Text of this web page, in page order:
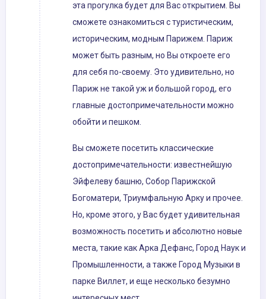
эта прогулка будет для Вас открытием. Вы
сможете ознакомиться с туристическим,
историческим, модным Парижем. Париж
может быть разным, но Вы откроете его
для себя по-своему. Это удивительно, но
Париж не такой уж и большой город, его
главные достопримечательности можно
обойти и пешком.
Вы сможете посетить классические
достопримечательности: известнейшую
Эйфелеву башню, Собор Парижской
Богоматери, Триумфальную Арку и прочее.
Но, кроме этого, у Вас будет удивительная
возможность посетить и абсолютно новые
места, такие как Арка Дефанс, Город Наук и
Промышленности, а также Город Музыки в
парке Виллет, и еще несколько безумно